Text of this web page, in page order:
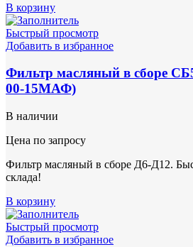
В корзину
Быстрый просмотр
Добавить в избранное
Фильтр масляный в сборе
00-15МАФ)
В наличии
Цена по запросу
Фильтр масляный в сборе Д6-Д12.
склада!
В корзину
Быстрый просмотр
Добавить в избранное